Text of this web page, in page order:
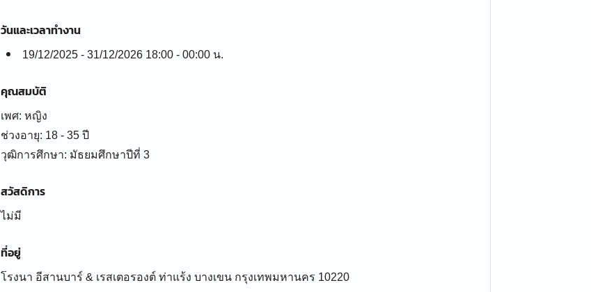
วันและเวลาทำงาน
19/12/2025 - 31/12/2026 18:00 - 00:00 น.
คุณสมบัติ
เพศ: หญิง
ช่วงอายุ: 18 - 35 ปี
สวัสดิการ
ไม่มี
ที่อยู่
โรงนา อีสานบาร์ & เรสเตอรองต์ ท่าแร้ง บางเขน กรุงเทพมหานคร 10220